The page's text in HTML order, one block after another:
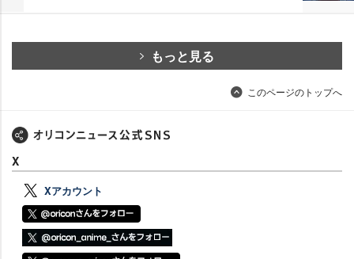
もっと見る
このページのトップへ
X
Xアカウント